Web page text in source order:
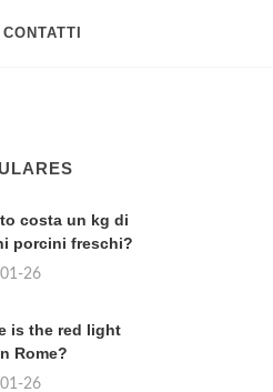
CONTATTI
costa un kg di
porcini freschi?
26
is the red light
Rome?
26